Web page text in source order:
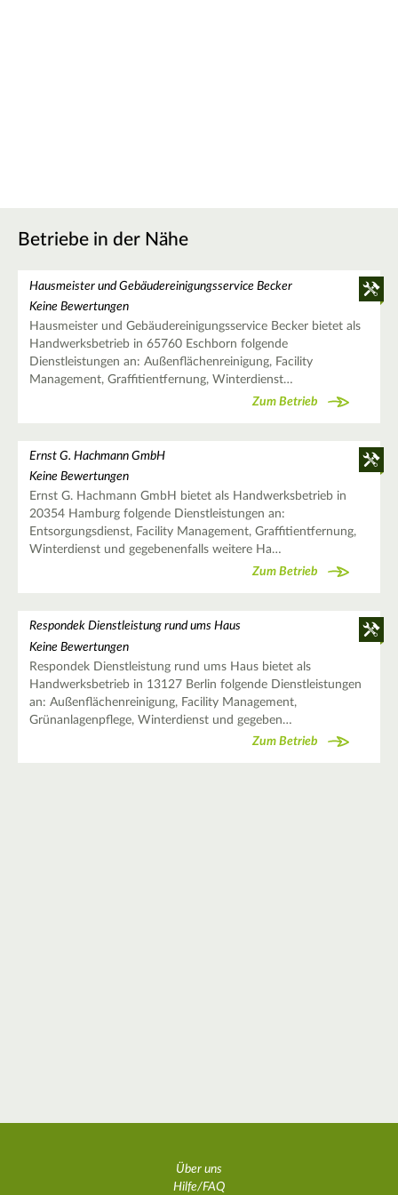
Betriebe in der Nähe
Hausmeister und Gebäudereinigungsservice Becker
Keine Bewertungen
Hausmeister und Gebäudereinigungsservice Becker bietet als
Handwerksbetrieb in 65760 Eschborn folgende
Dienstleistungen an: Außenflächenreinigung, Facility
Management, Graffitientfernung, Winterdienst…
Zum Betrieb
Ernst G. Hachmann GmbH
Keine Bewertungen
Ernst G. Hachmann GmbH bietet als Handwerksbetrieb in
20354 Hamburg folgende Dienstleistungen an:
Entsorgungsdienst, Facility Management, Graffitientfernung,
Winterdienst und gegebenenfalls weitere Ha…
Zum Betrieb
Respondek Dienstleistung rund ums Haus
Keine Bewertungen
Respondek Dienstleistung rund ums Haus bietet als
Handwerksbetrieb in 13127 Berlin folgende Dienstleistungen
an: Außenflächenreinigung, Facility Management,
Grünanlagenpflege, Winterdienst und gegeben…
Zum Betrieb
Über uns
Hilfe/FAQ